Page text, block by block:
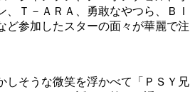
、Ｔ－ＡＲＡ、勇敢なやつら、ＢＩ
ど参加したスターの面々が華麗で注
しそうな微笑を浮かべて「ＰＳＹ兄